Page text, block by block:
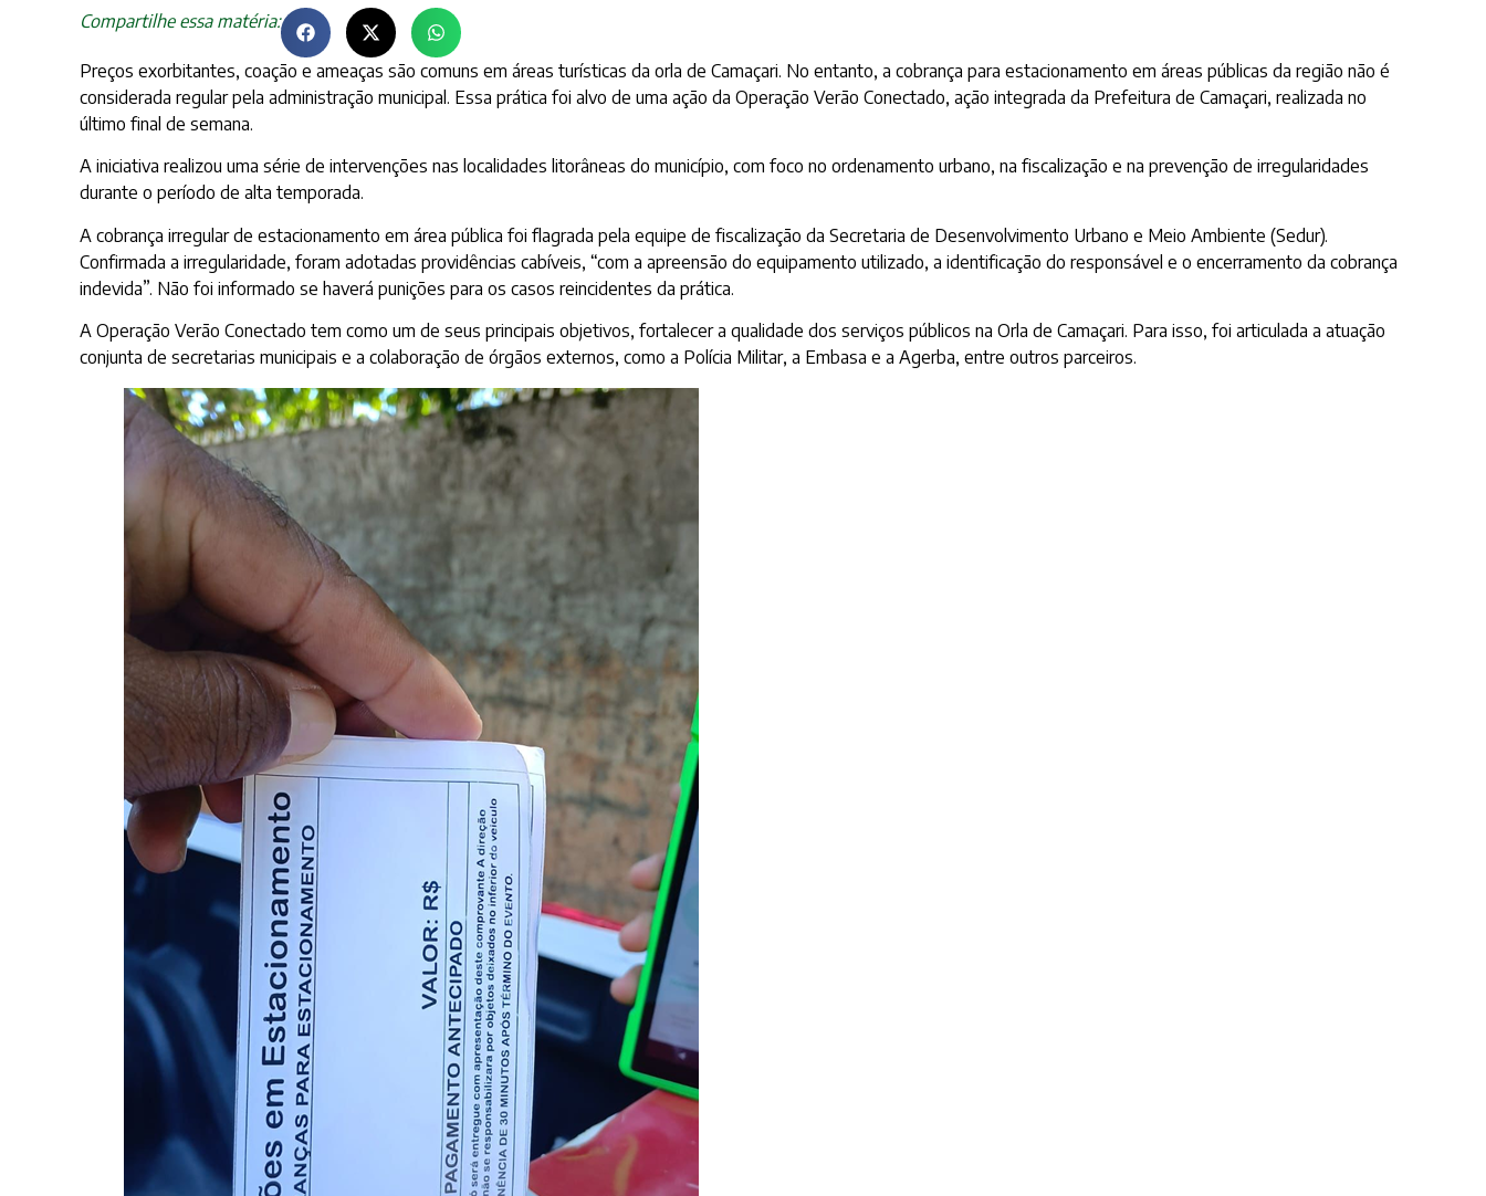
Compartilhe essa matéria:
Preços exorbitantes, coação e ameaças são comuns em áreas turísticas da orla de Camaçari. No entanto, a cobrança para estacionamento em áreas públicas da região não é
considerada regular pela administração municipal. Essa prática foi alvo de uma ação da Operação Verão Conectado, ação integrada da Prefeitura de Camaçari, realizada no
último final de semana.
A iniciativa realizou uma série de intervenções nas localidades litorâneas do município, com foco no ordenamento urbano, na fiscalização e na prevenção de irregularidades
durante o período de alta temporada.
A cobrança irregular de estacionamento em área pública foi flagrada pela equipe de fiscalização da Secretaria de Desenvolvimento Urbano e Meio Ambiente (Sedur).
Confirmada a irregularidade, foram adotadas providências cabíveis, “com a apreensão do equipamento utilizado, a identificação do responsável e o encerramento da cobrança
indevida”. Não foi informado se haverá punições para os casos reincidentes da prática.
A Operação Verão Conectado tem como um de seus principais objetivos, fortalecer a qualidade dos serviços públicos na Orla de Camaçari. Para isso, foi articulada a atuação
conjunta de secretarias municipais e a colaboração de órgãos externos, como a Polícia Militar, a Embasa e a Agerba, entre outros parceiros.